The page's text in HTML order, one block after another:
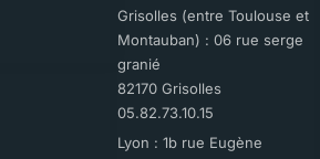
Grisolles (entre Toulouse et
Montauban) : 06 rue serge
granié
82170 Grisolles
05.82.73.10.15
Lyon : 1b rue Eugène